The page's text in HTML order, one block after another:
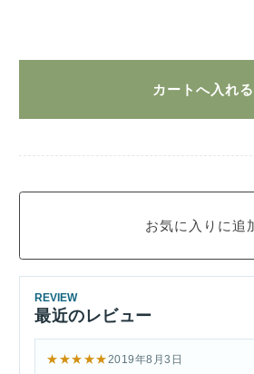
REVIEW
最近のレビュー
★★★★★ 2019年8月3日